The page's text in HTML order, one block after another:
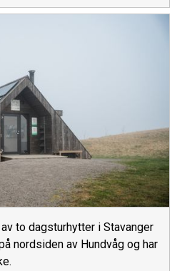
to dagsturhytter i Stavanger
nordsiden av Hundvåg og har